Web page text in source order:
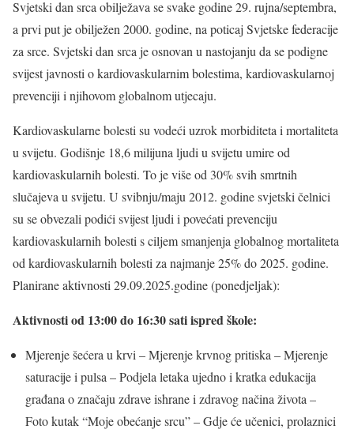
Svjetski dan srca obilježava se svake godine 29. rujna/septembra,
a prvi put je obilježen 2000. godine, na poticaj Svjetske federacije
za srce. Svjetski dan srca je osnovan u nastojanju da se podigne
svijest javnosti o kardiovaskularnim bolestima, kardiovaskularnoj
prevenciji i njihovom globalnom utjecaju.
Kardiovaskularne bolesti su vodeći uzrok morbiditeta i mortaliteta
u svijetu. Godišnje 18,6 milijuna ljudi u svijetu umire od
kardiovaskularnih bolesti. To je više od 30% svih smrtnih
slučajeva u svijetu. U svibnju/maju 2012. godine svjetski čelnici
su se obvezali podići svijest ljudi i povećati prevenciju
kardiovaskularnih bolesti s ciljem smanjenja globalnog mortaliteta
od kardiovaskularnih bolesti za najmanje 25% do 2025. godine.
Planirane aktivnosti 29.09.2025.godine (ponedjeljak):
Aktivnosti od 13:00 do 16:30 sati ispred škole:
Mjerenje šećera u krvi – Mjerenje krvnog pritiska – Mjerenje
saturacije i pulsa – Podjela letaka ujedno i kratka edukacija
građana o značaju zdrave ishrane i zdravog načina života –
Foto kutak “Moje obećanje srcu” – Gdje će učenici, prolaznici